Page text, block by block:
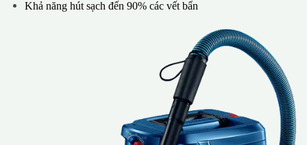
Khả năng hút sạch đến 90% các vết bẩn